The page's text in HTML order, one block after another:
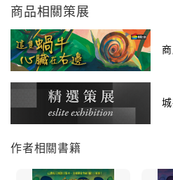
啟發想像力的無限可能！
全美八成以上7至12歲兒童，
下一個遊戲，可能是他們玩的
莫里斯家在前往動物園的時候
因為他們找到另外一個遊樂園
場，看起來好像是個很酷的地方
可是，在玩了令人膽顫心驚的
商品相關策展
作者相關書籍